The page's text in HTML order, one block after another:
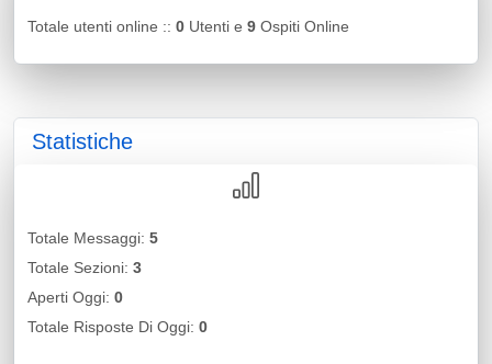
Totale utenti online :: 0 Utenti e 9 Ospiti Online
Statistiche
Totale Messaggi: 5
Totale Sezioni: 3
Aperti Oggi: 0
Totale Risposte Di Oggi: 0